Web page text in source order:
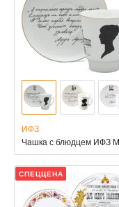
ИФЗ
Чашка с блюдцем ИФЗ
СПЕЦЦЕНА